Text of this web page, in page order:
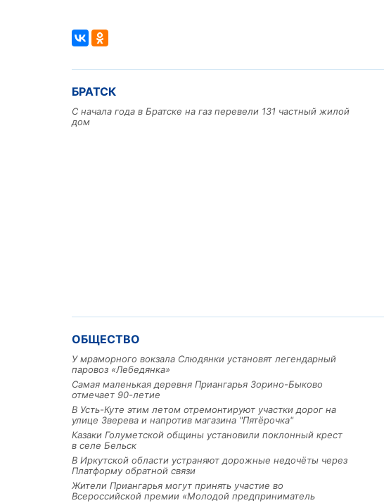
БРАТСК
С начала года в Братске на газ перевели 131 частный жилой
дом
ОБЩЕСТВО
У мраморного вокзала Слюдянки установят легендарный
паровоз «Лебедянка»
Самая маленькая деревня Приангарья Зорино-Быково
отмечает 90-летие
В Усть-Куте этим летом отремонтируют участки дорог на
улице Зверева и напротив магазина "Пятёрочка"
Казаки Голуметской общины установили поклонный крест
в селе Бельск
В Иркутской области устраняют дорожные недочёты через
Платформу обратной связи
Жители Приангарья могут принять участие во
Всероссийской премии «Молодой предприниматель